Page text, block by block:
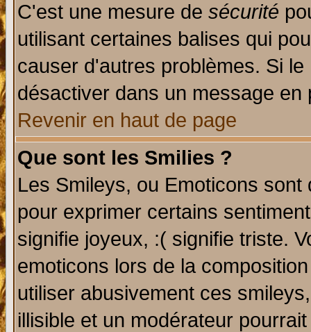
C'est une mesure de sécurité
utilisant certaines balises qui
causer d'autres problèmes. Si
désactiver dans un message
Revenir en haut de page
Que sont les Smilies ?
Les Smileys, ou Emoticons
pour exprimer certains
signifie joyeux, :( signifie triste.
emoticons lors de la
utiliser abusivement ces
illisible et un modérateur